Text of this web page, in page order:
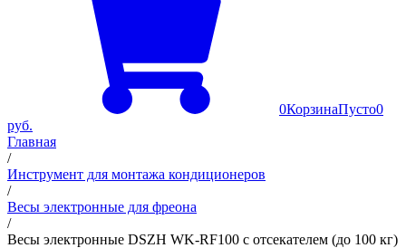
0КорзинаПусто0
руб.
Главная
/
Инструмент для монтажа кондиционеров
/
Весы электронные для фреона
/
Весы электронные DSZH WK-RF100 с отсекателем (до 100 кг)